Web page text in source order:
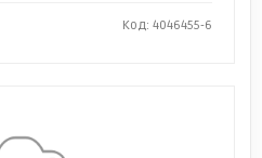
Код: 4046455-6